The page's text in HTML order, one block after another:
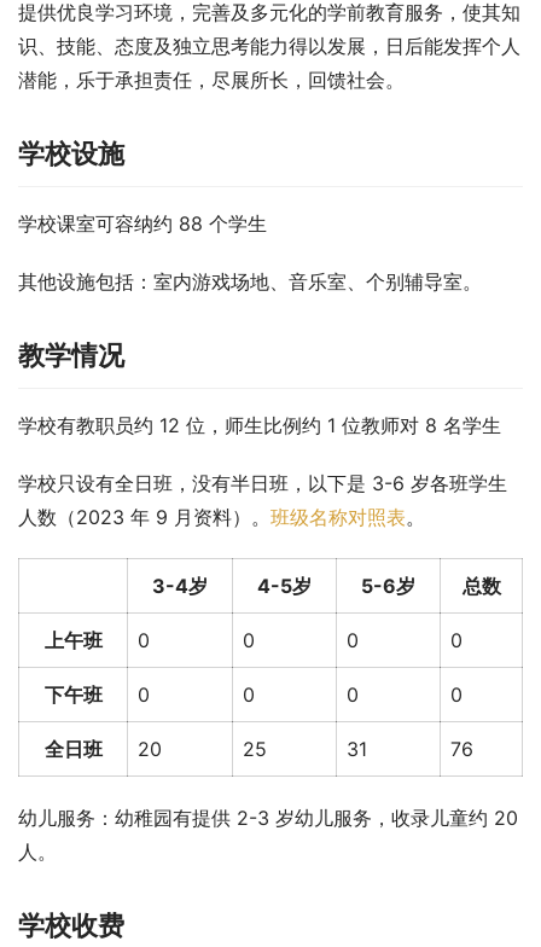
提供优良学习环境，完善及多元化的学前教育服务，使其知
识、技能、态度及独立思考能力得以发展，日后能发挥个人
潜能，乐于承担责任，尽展所长，回馈社会。
学校设施
学校课室可容纳约 88 个学生
其他设施包括：室内游戏场地、音乐室、个别辅导室。
教学情况
学校有教职员约 12 位，师生比例约 1 位教师对 8 名学生
学校只设有全日班，没有半日班，以下是 3-6 岁各班学生
人数（2023 年 9 月资料）。 班级名称对照表。
3-4岁 4-5岁 5-6岁 总数
上午班 0 0 0 0
下午班 0 0 0 0
全日班 20 25 31 76
幼儿服务：幼稚园有提供 2-3 岁幼儿服务，收录儿童约 20
人。
学校收费